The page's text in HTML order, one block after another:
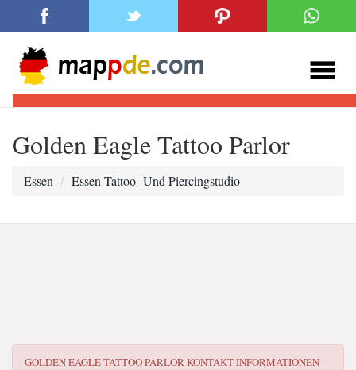
Golden Eagle Tattoo Parlor
Essen Essen Tattoo- Und Piercingstudio
GOLDEN EAGLE TATTOO PARLORKONTAKT INFORMATIONEN